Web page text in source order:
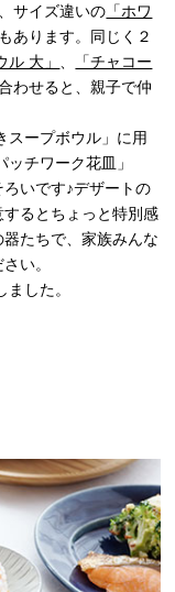
サイズ違いの 「ホワ
あります。同じく２
ル 大」
「チャコー
わせると、親子で仲
スープボウル」に用
チワーク花皿」
いです♪デザートの
るとちょっと特別感
たちで、家族みんな
い。
ました。